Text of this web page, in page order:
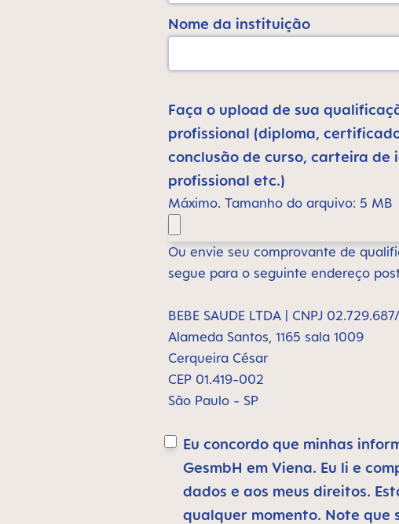
Nome da instituição
Faça o upload de sua
profissional (diploma,
conclusão de curso, carteira de
profissional etc.)
Máximo. Tamanho do arquivo: 5 MB
Ou envie seu comprovante de
segue para o seguinte endereço
BEBE SAUDE LTDA | CNPJ
Alameda Santos, 1165 sala 1009
Cerqueira César
CEP 01.419-002
São Paulo - SP
Eu concordo que minhas
GesmbH em Viena. Eu li e
dados e aos meus direitos.
qualquer momento. Note que